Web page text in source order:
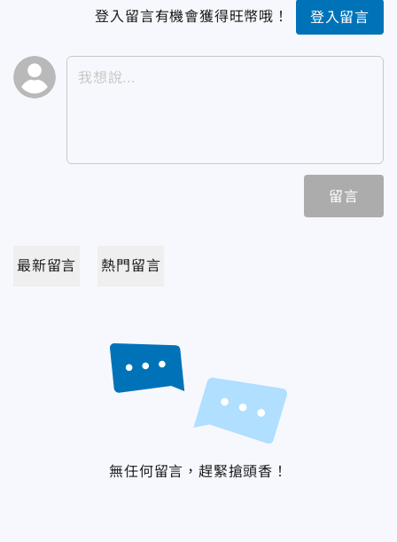
登入留言有機會獲得旺幣哦！ 登入留言
留言
最新留言 熱門留言
無任何留言，趕緊搶頭香！